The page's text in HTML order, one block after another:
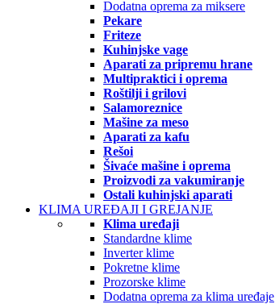
Dodatna oprema za miksere
Pekare
Friteze
Kuhinjske vage
Aparati za pripremu hrane
Multipraktici i oprema
Roštilji i grilovi
Salamoreznice
Mašine za meso
Aparati za kafu
Rešoi
Šivaće mašine i oprema
Proizvodi za vakumiranje
Ostali kuhinjski aparati
KLIMA UREĐAJI I GREJANJE
Klima uređaji
Standardne klime
Inverter klime
Pokretne klime
Prozorske klime
Dodatna oprema za klima uređaje